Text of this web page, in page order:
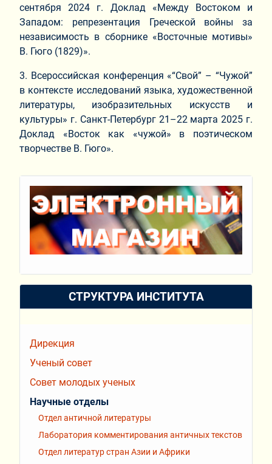
сентября 2024 г. Доклад «Между Востоком и
Западом: репрезентация Греческой войны за
независимость в сборнике «Восточные мотивы»
В. Гюго (1829)».
3. Всероссийская конференция «“Свой” – “Чужой”
в контексте исследований языка, художественной
литературы, изобразительных искусств и
культуры» г. Санкт-Петербург 21–22 марта 2025 г.
Доклад «Восток как «чужой» в поэтическом
творчестве В. Гюго».
СТРУКТУРА ИНСТИТУТА
Дирекция
Ученый совет
Совет молодых ученых
Научные отделы
Отдел античной литературы
Лаборатория комментирования античных текстов
Отдел литератур стран Азии и Африки